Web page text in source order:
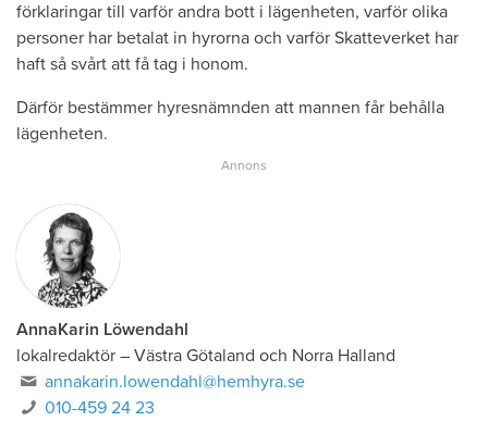
förklaringar till varför andra bott i lägenheten, varför olika
personer har betalat in hyrorna och varför Skatteverket har
haft så svårt att få tag i honom.
Därför bestämmer hyresnämnden att mannen får behålla
lägenheten.
AnnaKarin Löwendahl
lokalredaktör – Västra Götaland och Norra Halland
annakarin.lowendahl@hemhyra.se
010-459 24 23